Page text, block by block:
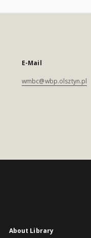
E-Mail
wmbc@wbp.olsztyn.pl
About Library